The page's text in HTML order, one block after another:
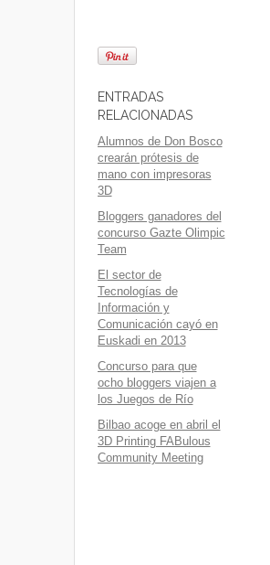
ENTRADAS
RELACIONADAS
Alumnos de Don Bosco
crearán prótesis de
mano con impresoras
3D
Bloggers ganadores del
concurso Gazte Olimpic
Team
El sector de
Tecnologías de
Información y
Comunicación cayó en
Euskadi en 2013
Concurso para que
ocho bloggers viajen a
los Juegos de Río
Bilbao acoge en abril el
3D Printing FABulous
Community Meeting